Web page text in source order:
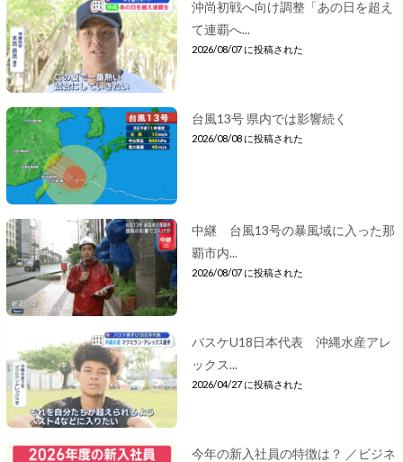
沖尚初戦へ向け調整「あの日を超え
て連覇へ...
2026/08/07 に投稿された
台風13号 県内では影響続く
2026/08/08 に投稿された
中継 台風13号の暴風域に入った那
覇市内...
2026/08/07 に投稿された
バスケU18日本代表 沖縄水産アレ
ックス...
2026/04/27 に投稿された
今年の新入社員の特徴は？ ／ビジネ